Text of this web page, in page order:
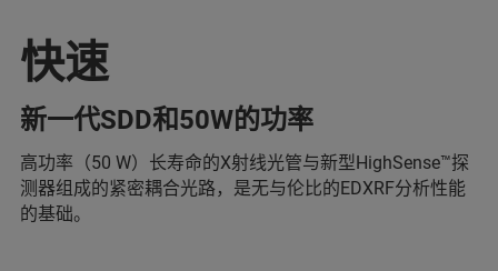
快速
新一代SDD和50W的功率
高功率（50 W）长寿命的X射线光管与新型HighSense™探
测器组成的紧密耦合光路，是无与伦比的EDXRF分析性能
的基础。